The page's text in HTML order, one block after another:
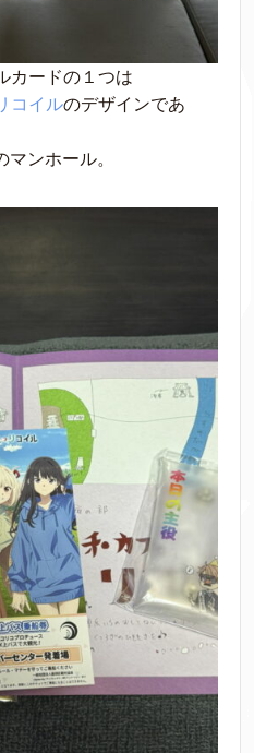
カードの１つは
コイルのデザインであ
ンホール。